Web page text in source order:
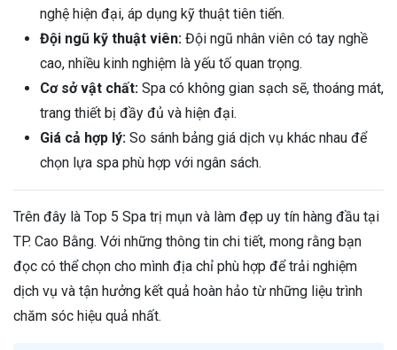
nghệ hiện đại, áp dụng kỹ thuật tiên tiến.
Đội ngũ kỹ thuật viên: Đội ngũ nhân viên có tay nghề
cao, nhiều kinh nghiệm là yếu tố quan trọng.
Cơ sở vật chất: Spa có không gian sạch sẽ, thoáng mát,
trang thiết bị đầy đủ và hiện đại.
Giá cả hợp lý: So sánh bảng giá dịch vụ khác nhau để
chọn lựa spa phù hợp với ngân sách.
Trên đây là Top 5 Spa trị mụn và làm đẹp uy tín hàng đầu tại
TP. Cao Bằng. Với những thông tin chi tiết, mong rằng bạn
đọc có thể chọn cho mình địa chỉ phù hợp để trải nghiệm
dịch vụ và tận hưởng kết quả hoàn hảo từ những liệu trình
chăm sóc hiệu quả nhất.